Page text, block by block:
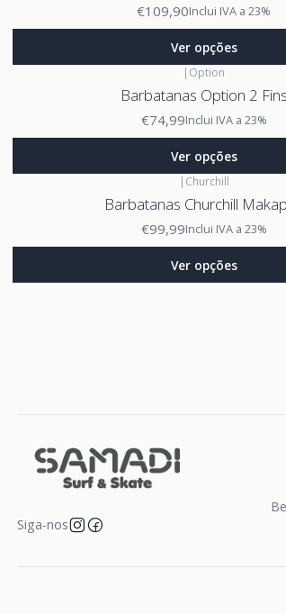
€109,90Inclui IVA a 23%
Ver opções
| Option
Barbatanas Option 2 Fins
€74,99Inclui IVA a 23%
Ver opções
| Churchill
Barbatanas Churchill
€99,99Inclui IVA a 23%
Ver opções
Siga-nos